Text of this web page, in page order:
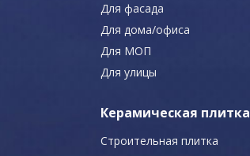
Для фасада
Для дома/офиса
Для МОП
Для улицы
Керамическая плитка
Строительная плитка